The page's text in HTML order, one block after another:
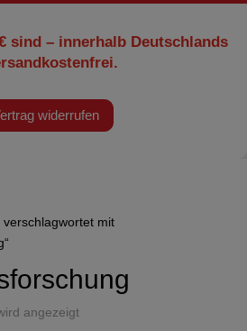
sind – innerhalb Deutschlands
widerrufen
mit
angezeigt